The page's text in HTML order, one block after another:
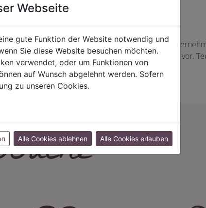
Irrtümer und fehlerhaft angezeigte Angaben
Mindermengenzuschlags in Höhe von 5,00 EUR vor.
und dem Originalartikel auftreten.
Webseite
gute Funktion der Website notwendig und
Sie diese Website besuchen möchten.
verwendet, oder um Funktionen von
auf Wunsch abgelehnt werden. Sofern
zu unseren Cookies.
Alle Cookies ablehnen Alle Cookies erlauben